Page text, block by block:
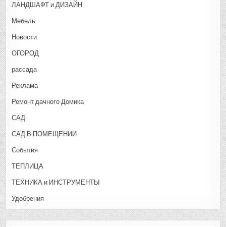
ЛАНДШАФТ и ДИЗАЙН
Мебель
Новости
ОГОРОД
рассада
Реклама
Ремонт дачного Домика
САД
САД В ПОМЕЩЕНИИ
События
ТЕПЛИЦА
ТЕХНИКА и ИНСТРУМЕНТЫ
Удобрения